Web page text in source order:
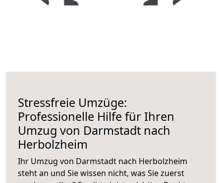
Stressfreie Umzüge:
Professionelle Hilfe für Ihren
Umzug von Darmstadt nach
Herbolzheim
Ihr Umzug von Darmstadt nach Herbolzheim
steht an und Sie wissen nicht, was Sie zuerst